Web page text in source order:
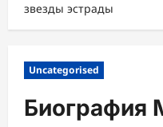
звезды эстрады
Uncategorised
Биография